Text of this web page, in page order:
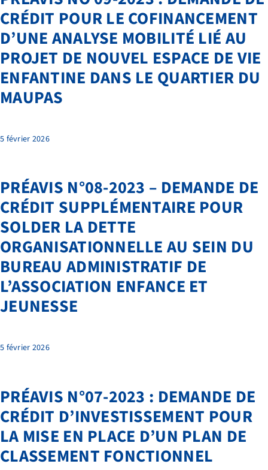
CRÉDIT POUR LE COFINANCEMENT
D’UNE ANALYSE MOBILITÉ LIÉ AU
PROJET DE NOUVEL ESPACE DE VIE
ENFANTINE DANS LE QUARTIER DU
MAUPAS
5 février 2026
PRÉAVIS N°08-2023 – DEMANDE DE
CRÉDIT SUPPLÉMENTAIRE POUR
SOLDER LA DETTE
ORGANISATIONNELLE AU SEIN DU
BUREAU ADMINISTRATIF DE
L’ASSOCIATION ENFANCE ET
JEUNESSE
5 février 2026
PRÉAVIS N°07-2023 : DEMANDE DE
CRÉDIT D’INVESTISSEMENT POUR
LA MISE EN PLACE D’UN PLAN DE
CLASSEMENT FONCTIONNEL